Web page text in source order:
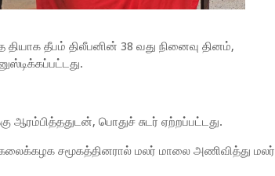
தீபம் திலீபனின் 38 வது நினைவு தினம்,
பொதுச் சுடர் ஏற்றப்பட்டது.
சமூகத்தினரால் மலர் மாலை அணிவித்து மலர்